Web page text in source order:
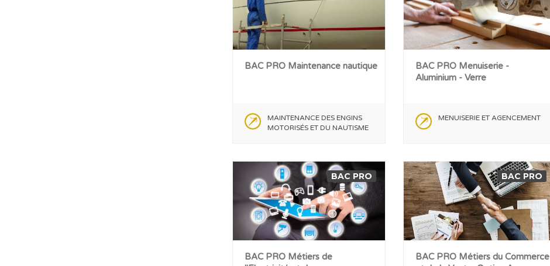
BAC PRO Maintenance nautique
MAINTENANCE DES ENGINS
MOTORISÉS ET DU NAUTISME
BAC PRO Menuiserie -
Aluminium - Verre
MENUISERIE ET AGENCEMENT
BAC PRO
BAC PRO Métiers de
BAC PRO
BAC PRO Métiers du Commerce